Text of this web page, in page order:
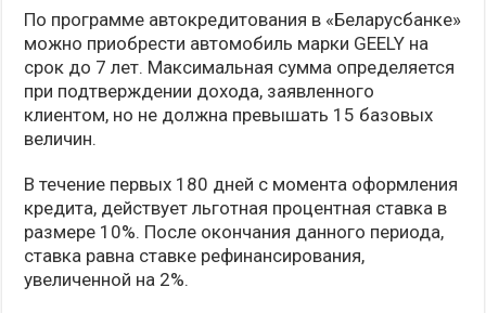
По программе автокредитования в «Беларусбанке»
можно приобрести автомобиль марки GEELY на
срок до 7 лет. Максимальная сумма определяется
при подтверждении дохода, заявленного
клиентом, но не должна превышать 15 базовых
величин.
В течение первых 180 дней с момента оформления
кредита, действует льготная процентная ставка в
размере 10%. После окончания данного периода,
ставка равна ставке рефинансирования,
увеличенной на 2%.